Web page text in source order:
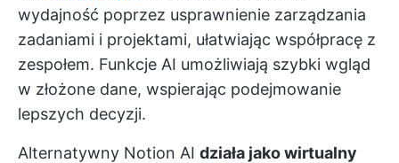
wydajność poprzez usprawnienie zarządzania
zadaniami i projektami, ułatwiając współpracę z
zespołem. Funkcje AI umożliwiają szybki wgląd
w złożone dane, wspierając podejmowanie
lepszych decyzji.
Alternatywny Notion AI działa jako wirtualny